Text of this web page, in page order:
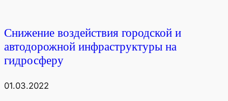
Снижение воздействия городской и
автодорожной инфраструктуры на
гидросферу
01.03.2022